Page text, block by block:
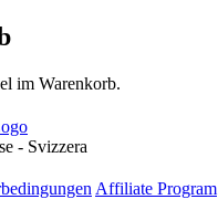
im Warenkorb.
- Svizzera
Affiliate Program